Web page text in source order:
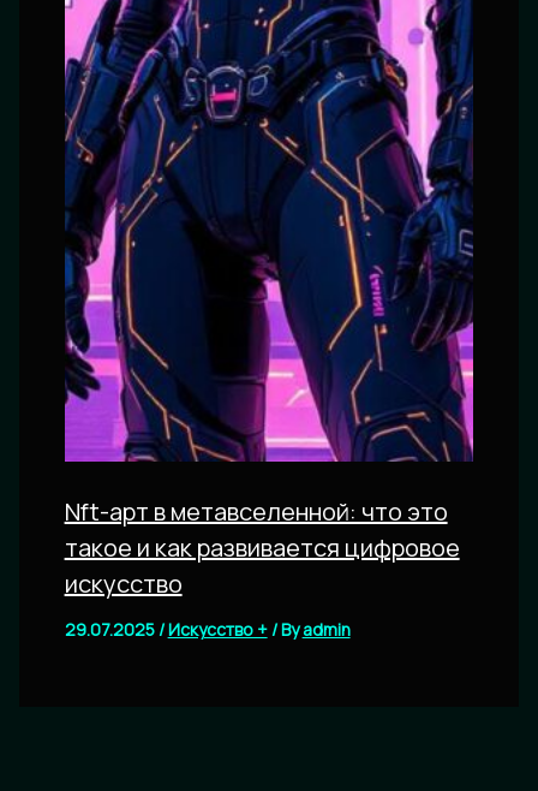
Nft-арт в метавселенной: что это
такое и как развивается цифровое
искусство
29.07.2025/Искусство +/ Byadmin